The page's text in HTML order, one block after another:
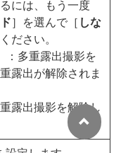
には、もう一度
］を選んで［ しな
ださい。
：多重露出撮影を
露出が解除されま
露出撮影を解除し